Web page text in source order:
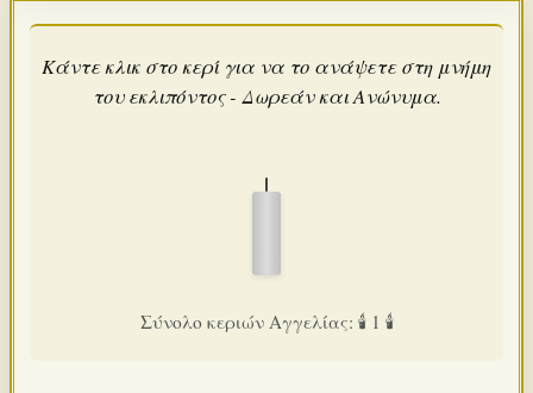
Κάντε κλικ στο κερί για να το ανάψετε στη μνήμη
του εκλιπόντος - Δωρεάν και Ανώνυμα.
Σύνολο κεριών Αγγελίας: 🕯️ 1 🕯️